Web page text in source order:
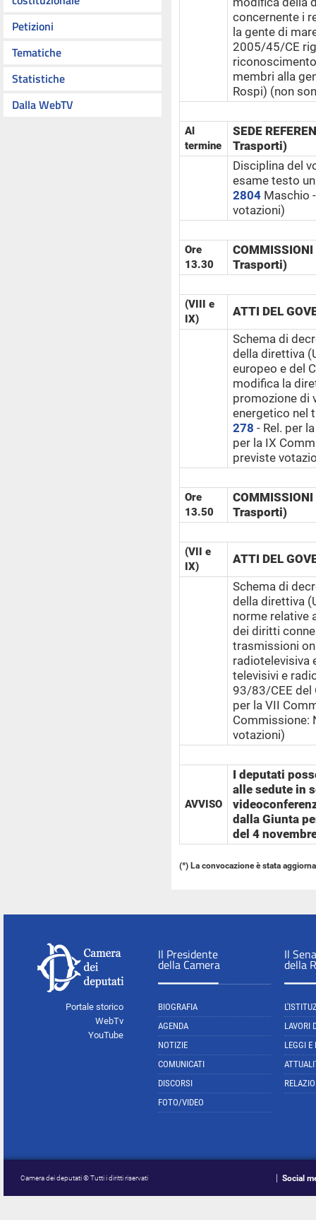
Petizioni
Tematiche
Statistiche
Dalla WebTV
concernente i
la gente di
2005/45/CE
membri alla
Rospi) (non
Al
termine
SEDE
Trasporti)
Disciplina del
esame testo
2804Maschio
votazioni)
Ore
13.30
Trasporti)
(VIII e
IX)
ATTI DEL
Schema di
della direttiva
europeo e del
modifica la
promozione di
energetico nel
278 - Rel. per
per la IX
previste
Ore
13.50
Trasporti)
(VII e
IX)
ATTI DEL
Schema di
della direttiva
norme relative
dei diritti
trasmissioni
radiotelevisiva
televisivi e
93/83/CEE
per la VII
Commissione:
votazioni)
AVVISO
I deputati
alle sedute in
dalla Giunta
del 4
(*) La convocazione è stata
Portale storico
WebTv
YouTube
Il Presidente
della Camera
BIOGRAFIA
AGENDA
NOTIZIE
COMUNICATI
DISCORSI
FOTO/VIDEO
Il
della
LAVORI
LEGGI E
Camera dei deputati © Tutti i diritti riservati Social